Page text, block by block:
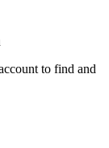
to find and